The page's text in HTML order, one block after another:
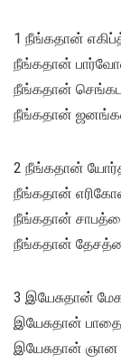
1 நீங்கதான்
நீங்கதான்
நீங்கதான்
நீங்கதான்
2 நீங்கதான்
நீங்கதான்
நீங்கதான்
நீங்கதான்
3 இயேசுதான்
இயேசுதான்
இயேசுதான்